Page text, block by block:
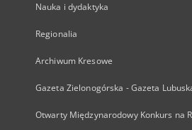
Nauka i dydaktyka
Regionalia
Archiwum Kresowe
Gazeta Zielonogórska - Gazeta
Otwarty Międzynarodowy Konkurs na